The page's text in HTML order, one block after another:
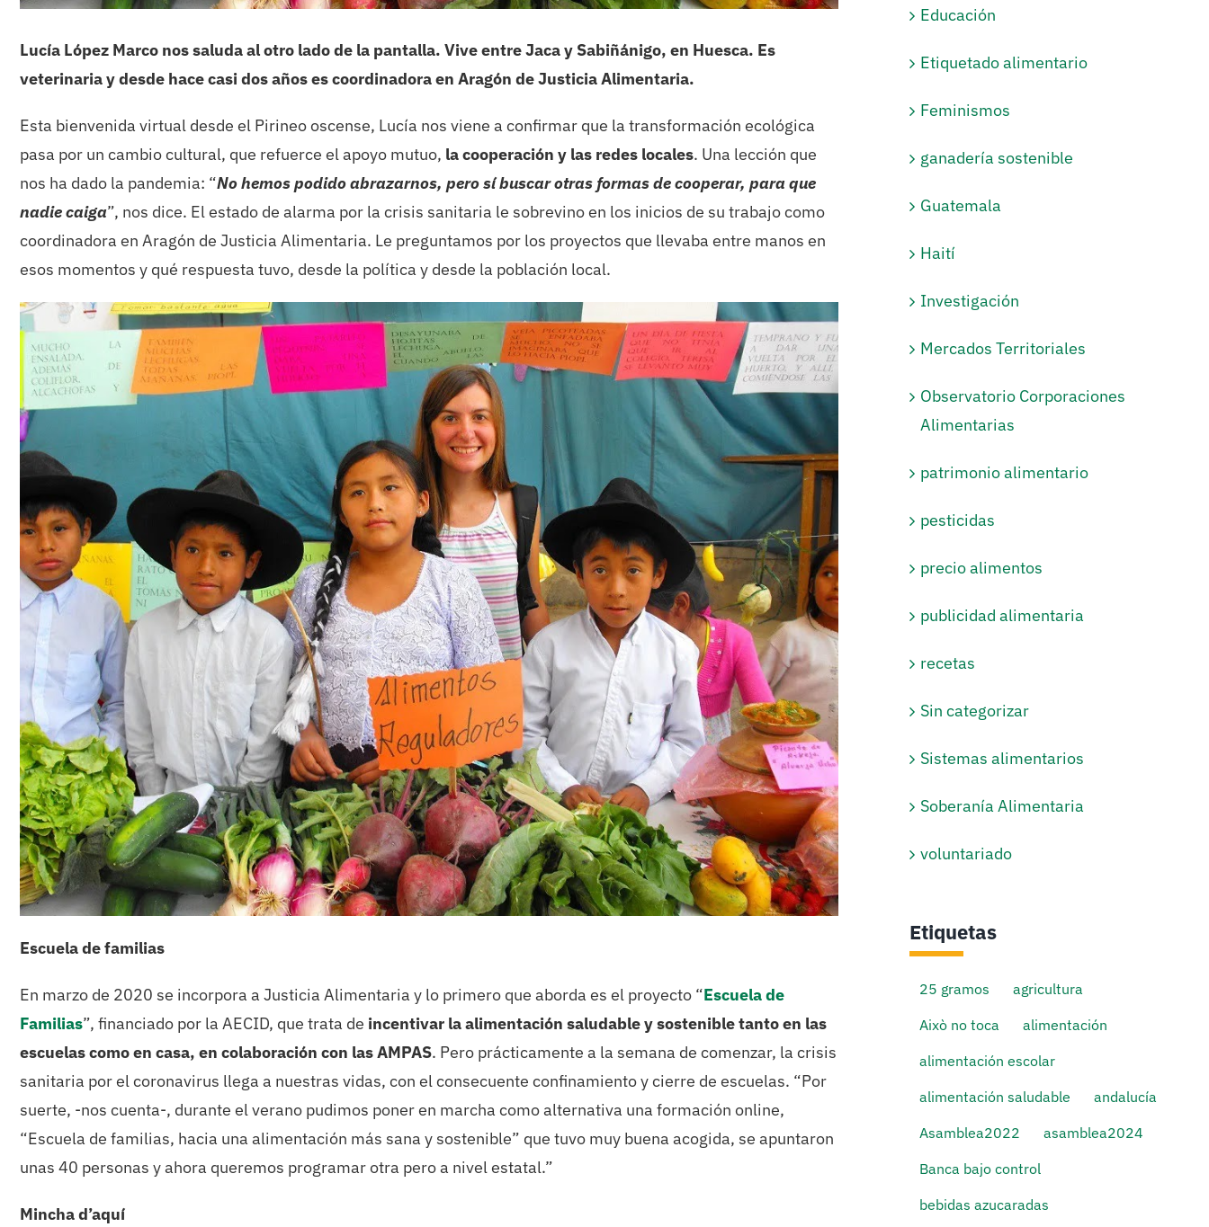
Lucía López Marco nos saluda al otro lado de la pantalla. Vive entre Jaca y Sabiñánigo, en Huesca. Es
veterinaria y desde hace casi dos años es coordinadora en Aragón de Justicia Alimentaria.
Esta bienvenida virtual desde el Pirineo oscense, Lucía nos viene a confirmar que la transformación ecológica
pasa por un cambio cultural, que refuerce el apoyo mutuo, la cooperación y las redes locales. Una lección que
nos ha dado la pandemia: “No hemos podido abrazarnos, pero sí buscar otras formas de cooperar, para que
nadie caiga”, nos dice. El estado de alarma por la crisis sanitaria le sobrevino en los inicios de su trabajo como
coordinadora en Aragón de Justicia Alimentaria. Le preguntamos por los proyectos que llevaba entre manos en
esos momentos y qué respuesta tuvo, desde la política y desde la población local.
Escuela de familias
En marzo de 2020 se incorpora a Justicia Alimentaria y lo primero que aborda es el proyecto “Escuela de
Familias”, financiado por la AECID, que trata de incentivar la alimentación saludable y sostenible tanto en las
escuelas como en casa, en colaboración con las AMPAS. Pero prácticamente a la semana de comenzar, la crisis
sanitaria por el coronavirus llega a nuestras vidas, con el consecuente confinamiento y cierre de escuelas. “Por
suerte, -nos cuenta-, durante el verano pudimos poner en marcha como alternativa una formación online,
“Escuela de familias, hacia una alimentación más sana y sostenible” que tuvo muy buena acogida, se apuntaron
unas 40 personas y ahora queremos programar otra pero a nivel estatal.”
Mincha d’aquí
Educación
Etiquetado alimentario
Feminismos
ganadería sostenible
Guatemala
Haití
Investigación
Mercados Territoriales
Observatorio Corporaciones
Alimentarias
patrimonio alimentario
pesticidas
precio alimentos
publicidad alimentaria
recetas
Sin categorizar
Sistemas alimentarios
Soberanía Alimentaria
voluntariado
Etiquetas
25 gramos
agricultura
Això no toca
alimentación
alimentación escolar
alimentación saludable
andalucía
Asamblea2022
asamblea2024
Banca bajo control
bebidas azucaradas